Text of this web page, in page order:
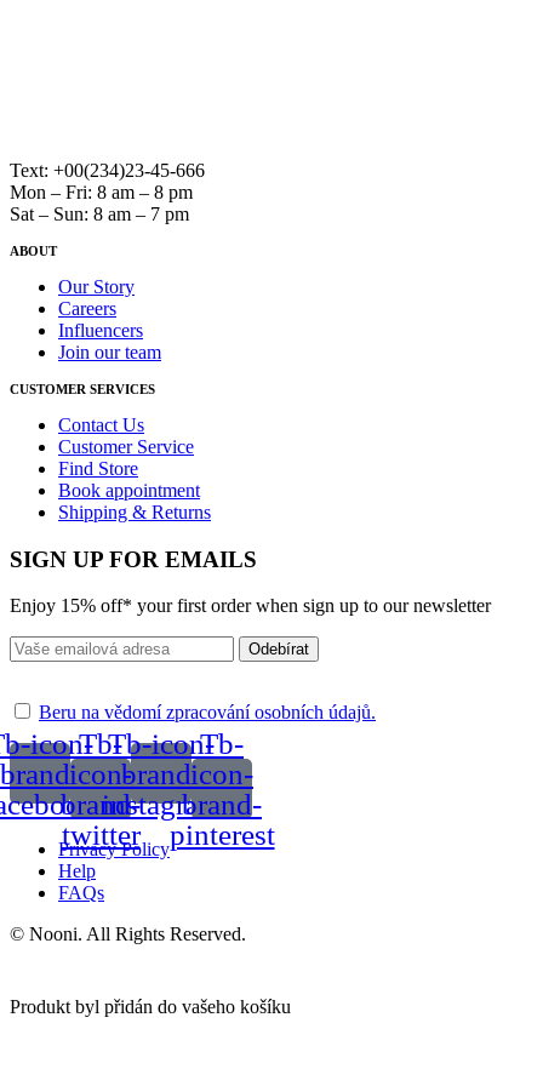
Text: +00(234)23-45-666
Mon – Fri: 8 am – 8 pm
Sat – Sun: 8 am – 7 pm
ABOUT
Our Story
Careers
Influencers
Join our team
CUSTOMER SERVICES
Contact Us
Customer Service
Find Store
Book appointment
Shipping & Returns
SIGN UP FOR EMAILS
Enjoy 15% off* your first order when sign up to our newsletter
Odebírat
Beru na vědomí zpracování osobních údajů.
icon-
brand-
Tb-
icon-
brand-
twitter
Tb-icon-
brand-
instagram
Tb-
icon-
brand-
pinterest
Privacy Policy
Help
FAQs
© Nooni. All Rights Reserved.
Produkt byl přidán do vašeho košíku